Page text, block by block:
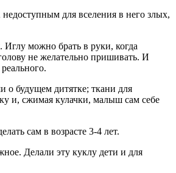
для вселения в него злых,
Иглу можно брать в руки, когда
не желательно пришивать. И
о будущем дитятке; ткани для
и, сжимая кулачки, малыш сам себе
сам в возрасте 3-4 лет.
Делали эту куклу дети и для